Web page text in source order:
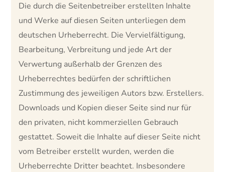
Die durch die Seitenbetreiber erstellten Inhalte
und Werke auf diesen Seiten unterliegen dem
deutschen Urheberrecht. Die Vervielfältigung,
Bearbeitung, Verbreitung und jede Art der
Verwertung außerhalb der Grenzen des
Urheberrechtes bedürfen der schriftlichen
Zustimmung des jeweiligen Autors bzw. Erstellers.
Downloads und Kopien dieser Seite sind nur für
den privaten, nicht kommerziellen Gebrauch
gestattet. Soweit die Inhalte auf dieser Seite nicht
vom Betreiber erstellt wurden, werden die
Urheberrechte Dritter beachtet. Insbesondere